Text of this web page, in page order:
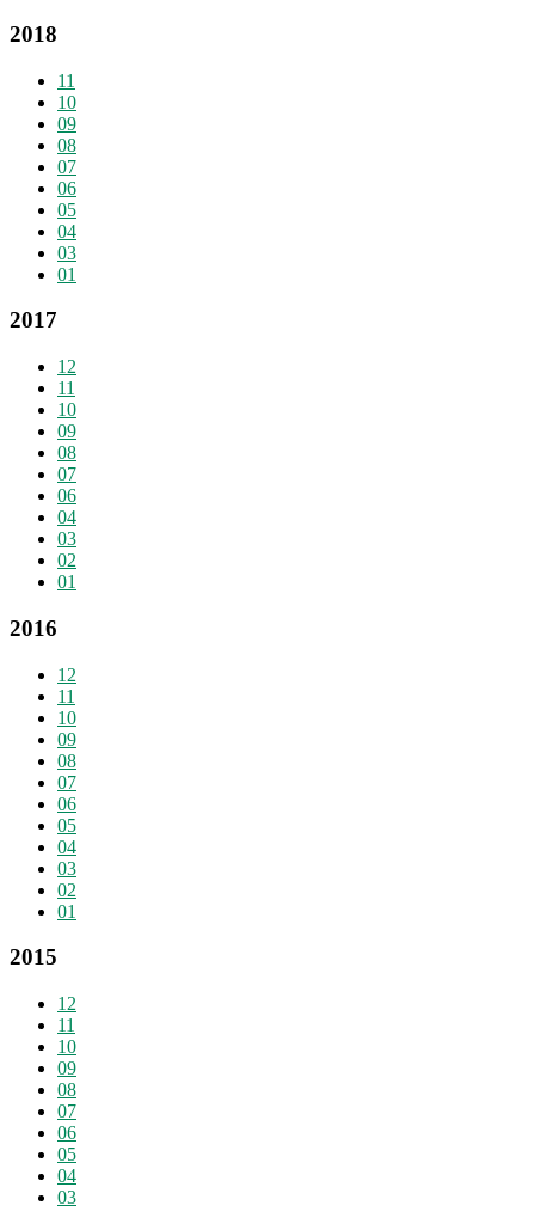
2018
11
10
09
08
07
06
05
04
03
01
2017
12
11
10
09
08
07
06
04
03
02
01
2016
12
11
10
09
08
07
06
05
04
03
02
01
2015
12
11
10
09
08
07
06
05
04
03